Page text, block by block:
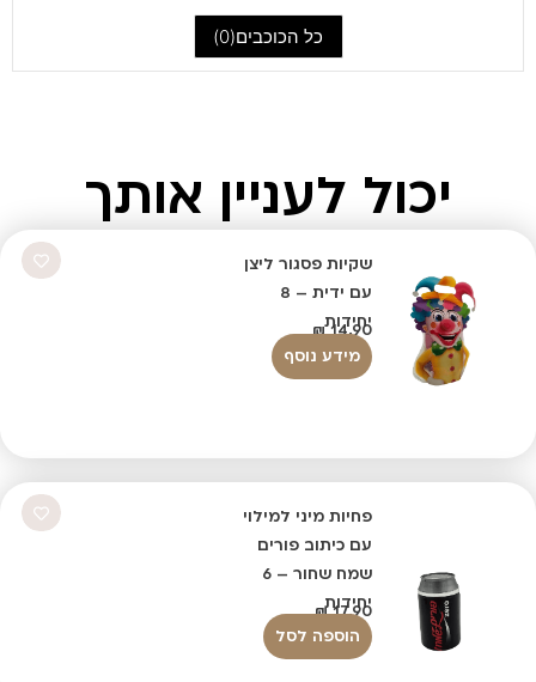
כל הכוכבים(0
)
יכול לעניין אותך
שקיות פסגור ליצן
עם ידית – 8
יחידות₪14.90
מידע נוסף
פחיות מיני למילוי
עם כיתוב פורים
שמח שחור – 6
יחידות₪17.90
הוספה לסל